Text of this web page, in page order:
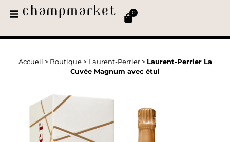
0
Accueil > Boutique> Laurent-Perrier> Laurent-Perrier La
Cuvée Magnum avec étui